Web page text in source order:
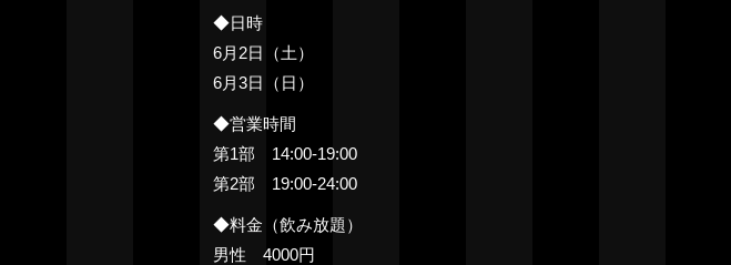
◆日時
6月2日（土）
6月3日（日）
◆営業時間
第1部 14:00-19:00
第2部 19:00-24:00
◆料金（飲み放題）
男性 4000円